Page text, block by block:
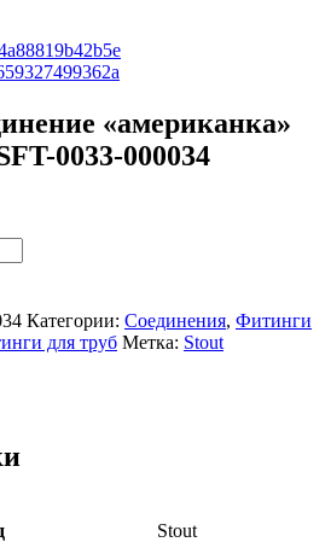
«американка»
0033-000034
Категории: Соединения, Фитинги
для труб Метка: Stout
Stout